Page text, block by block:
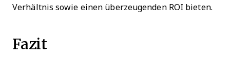
Verhältnis sowie einen überzeugenden ROI bieten.
Fazit